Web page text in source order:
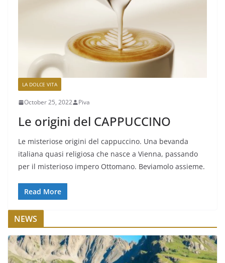
LA DOLCE VITA
October 25, 2022 Piva
Le origini del CAPPUCCINO
Le misteriose origini del cappuccino. Una bevanda
italiana quasi religiosa che nasce a Vienna, passando
per il misterioso impero Ottomano. Beviamolo assieme.
Read More
NEWS